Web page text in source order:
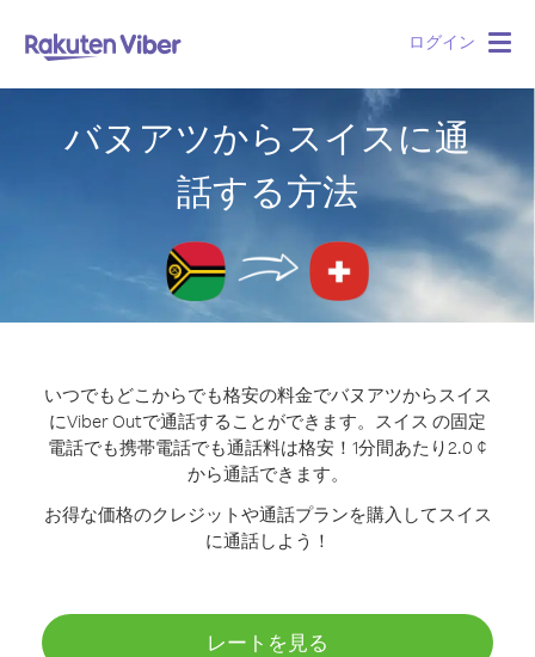
ログイン
バヌアツからスイスに通
話する方法
いつでもどこからでも格安の料金でバヌアツからスイス
にViber Outで通話することができます。 スイス の固定
電話でも携帯電話でも通話料は格安！1分間あたり2.0 ¢
から通話できます。
お得な価格のクレジットや通話プランを購入してスイス
に通話しよう！
レートを見る